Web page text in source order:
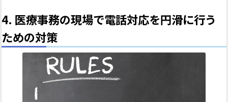
4. 医療事務の現場で電話対応を円滑に行う
ための対策